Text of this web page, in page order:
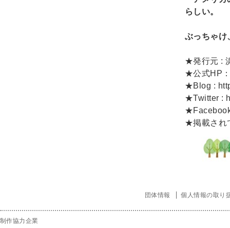
らしい。
ぶっちゃけ
★発行元 :
★公式HP
★Blog :
★Twitter :
★掲載され
団体情報 個人情報の取り
制作協力企業